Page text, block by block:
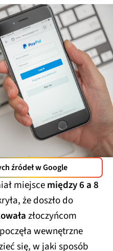
źródeł w Google
miejscemiędzy 6 a 8
że doszło do
złoczyńcom
wewnętrzne
się, w jaki sposób